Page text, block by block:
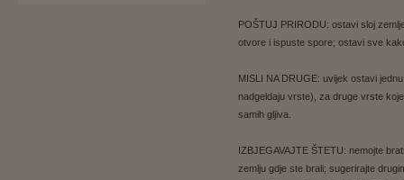
POŠTUJ PRIRODU: ostavi sloj
otvore i ispuste spore; ostavi sve
MISLI NA DRUGE: uvijek ostavi
nadgeldaju vrste), za druge vrste
samih gljiva.
IZBJEGAVAJTE ŠTETU: nemojte
zemlju gdje ste brali; sugerirajte